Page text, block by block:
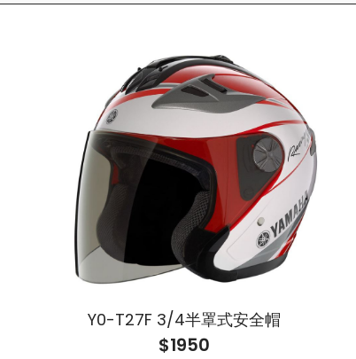
Y0-T27F 3/4半罩式安全帽
$1950